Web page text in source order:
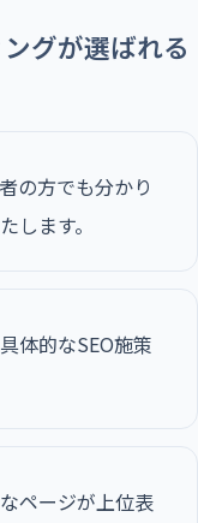
グが選ばれる
の方でも分かり
します。
体的なSEO施策
ページが上位表